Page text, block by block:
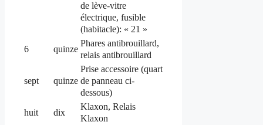
de lève-vitre
électrique, fusible
(habitacle): « 21 »
6 quinze
Phares antibrouillard,
relais antibrouillard
sept quinze
Prise accessoire (quart
de panneau ci-
dessous)
huit dix
Klaxon, Relais
Klaxon